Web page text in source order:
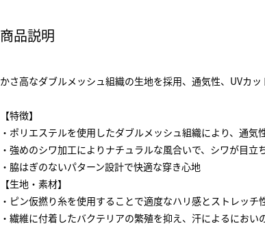
商品説明
かさ高なダブルメッシュ組織の生地を採用、通気性、UVカ
【特徴】
・ポリエステルを使用したダブルメッシュ組織により、通気
・強めのシワ加工によりナチュラルな風合いで、シワが目立
・脇はぎのないパターン設計で快適な穿き心地
【生地・素材】
・ピン仮撚り糸を使用することで適度なハリ感とストレッチ
・繊維に付着したバクテリアの繁殖を抑え、汗によるにおい